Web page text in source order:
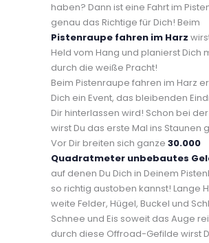
haben? Dann ist eine Fahrt im
genau das Richtige für Dich! Beim
Pistenraupe fahren im Harz
Held vom Hang und planierst Dich
durch die weiße Pracht!
Beim Pistenraupe fahren im Harz
Dich ein Event, das bleibenden
Dir hinterlassen wird! Schon bei
wirst Du das erste Mal ins Staunen
Vor Dir breiten sich ganze 30.000
Quadratmeter unbebautes
auf denen Du Dich in Deinem
so richtig austoben kannst! Lange
weite Felder, Hügel, Buckel und
Schnee und Eis soweit das Auge
durch diese Offroad-Gefilde wirst